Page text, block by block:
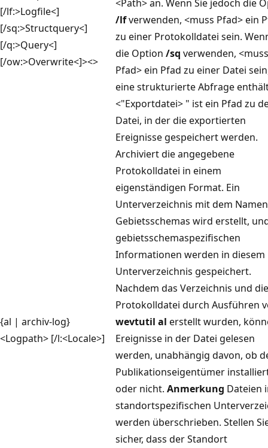
[/lf:>Logfile<]
[/sq:>Structquery<]
[/q:>Query<]
[/ow:>Overwrite<]><>
<Path> an. Wenn Sie jedoch die
/lfverwenden, <muss Pfad> ein
zu einer Protokolldatei sein.
die Option /sq verwenden, <muss
Pfad> ein Pfad zu einer Datei
eine strukturierte Abfrage
<"Exportdatei> " ist ein Pfad zu
Datei, in der die exportierten
Ereignisse gespeichert werden.
{al | archiv-log}
<Logpath> [/l:<Locale>]
Archiviert die angegebene
Protokolldatei in einem
eigenständigen Format. Ein
Unterverzeichnis mit dem
Gebietsschemas wird erstellt,
gebietsschemaspezifischen
Informationen werden in diesem
Unterverzeichnis gespeichert.
Nachdem das Verzeichnis und die
Protokolldatei durch Ausführen
wevtutil al erstellt wurden,
Ereignisse in der Datei gelesen
werden, unabhängig davon, ob
Publikationseigentümer
oder nicht. Anmerkung Dateien
standortspezifischen
werden überschrieben. Stellen
sicher, dass der Standort